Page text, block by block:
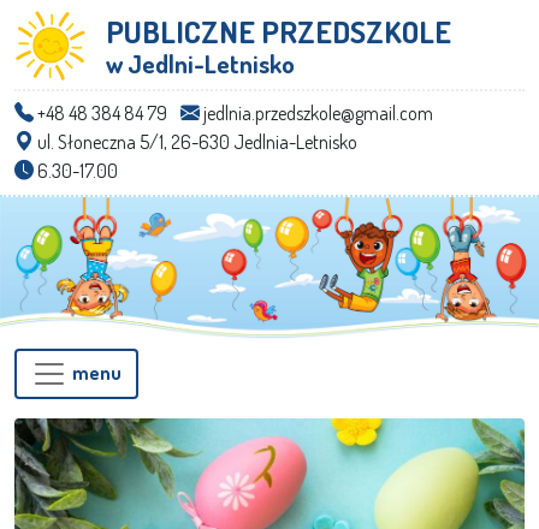
PUBLICZNE PRZEDSZKOLE
w Jedlni-Letnisko
+48 48 384 84 79
jedlnia.przedszkole@gmail.com
ul. Słoneczna 5/1, 26-630 Jedlnia-Letnisko
6.30-17.00
menu